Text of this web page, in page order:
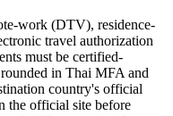
work (DTV), residence-
travel authorization
must be certified-
in Thai MFA and
country's official
the official site before